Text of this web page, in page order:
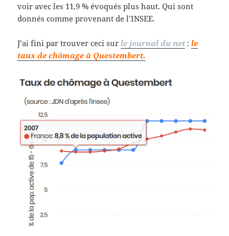
voir avec les 11,9 % évoqués plus haut. Qui sont
donnés comme provenant de l’INSEE.
J’ai fini par trouver ceci sur le journal du net:le
taux de chômage à Questembert.